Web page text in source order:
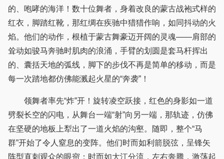
的、咆哮的海洋！数十位舞者，身着改良的蒙古战袍式样的
红衣，脚踏红靴，那红绸在疾驰中猎猎作响，如同抖动的火
焰。他们的动作，根植于蒙古舞豪迈开阔的灵魂——肩部的
耸动如骏马奔驰时肌肉的浪涌，手臂的划圆是套马杆挥出
的、囊括天地的弧线，脚下的步伐不再是简单的移动，而是
每一次踏地都仿佛能溅起火星的“奔袭”！
领舞者率先“炸”开！旋转凌空跃接，红色的身影如一道
劈裂长空的闪电，从舞台一端“射”向另一端，那轨迹，仿佛
在坚硬的地板上犁出了一道火焰的沟壑。随即，整个“马
群”开始了令人窒息的变阵。他们时而如利箭脱弦，呈锋矢
阵型直刺观众的眼帘；时而如大江分流，左右奔腾，激荡起